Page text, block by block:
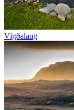
Vígðalaug